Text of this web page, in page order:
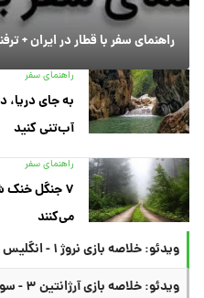
راهنمای سفر با قطار در ایران +
راهنمای سفر
به جای
آب‌تنی کنید
راهنمای سفر
۷ جنگل خنک
می‌کنند
ویدئو: خلاصه بازی نروژ ۱ - انگلیس ۲
ویدئو: خلاصه بازی آرژانتین ۳ - سوئیس ۱